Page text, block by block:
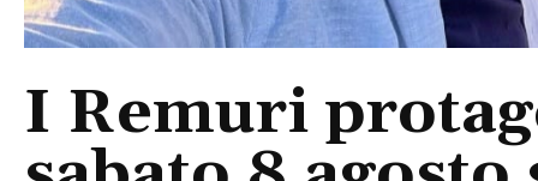
I Remuri